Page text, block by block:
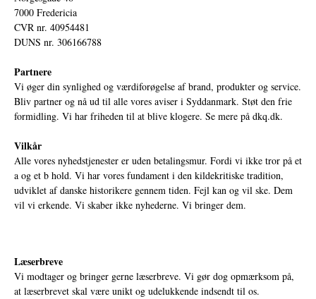
7000 Fredericia
CVR nr. 40954481
DUNS nr. 306166788
Partnere
Vi øger din synlighed og værdiforøgelse af brand, produkter og service.
Bliv partner og nå ud til alle vores aviser i Syddanmark. Støt den frie
formidling. Vi har friheden til at blive klogere. Se mere på dkq.dk.
Vilkår
Alle vores nyhedstjenester er uden betalingsmur. Fordi vi ikke tror på et
a og et b hold. Vi har vores fundament i den kildekritiske tradition,
udviklet af danske historikere gennem tiden. Fejl kan og vil ske. Dem
vil vi erkende. Vi skaber ikke nyhederne. Vi bringer dem.
Læserbreve
Vi modtager og bringer gerne læserbreve. Vi gør dog opmærksom på,
at læserbrevet skal være unikt og udelukkende indsendt til os.